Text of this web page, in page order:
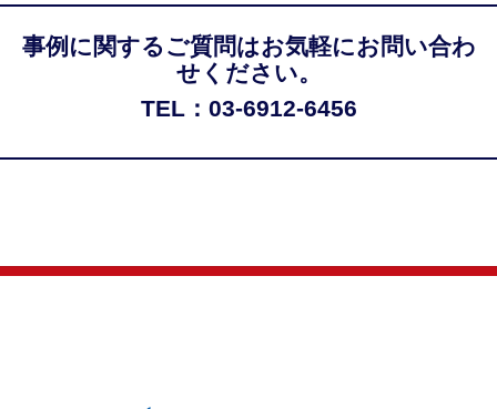
事例に関するご質問はお気軽にお問い合わ
せください。
TEL：03-6912-6456